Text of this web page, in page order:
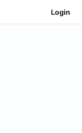
Login